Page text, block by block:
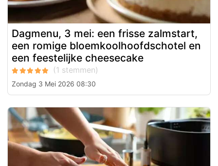
Dagmenu, 3 mei: een frisse zalmstart,
een romige bloemkoolhoofdschotel en
een feestelijke cheesecake
Zondag 3 Mei 2026 08:30